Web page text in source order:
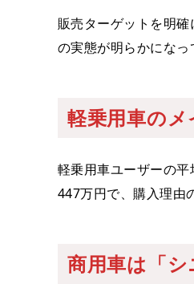
販売ターゲットを明
の実態が明らかになっ
軽乗用車のメ
軽乗用車ユーザーの
447万円で、購入理由
商用車は「シ